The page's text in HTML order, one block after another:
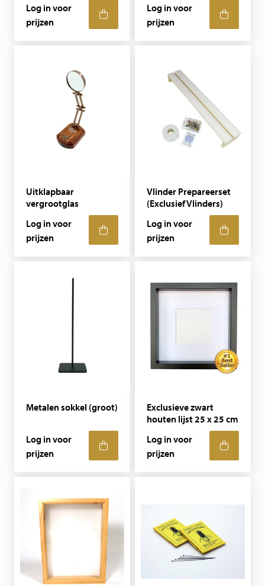
Log in voor
prijzen
Log in voor
prijzen
Uitklapbaar
vergrootglas
Log in voor
prijzen
Vlinder Prepareerset
(Exclusief Vlinders)
Log in voor
prijzen
Metalen sokkel (groot)
Log in voor
prijzen
Exclusieve zwart
houten lijst 25 x 25 cm
Log in voor
prijzen